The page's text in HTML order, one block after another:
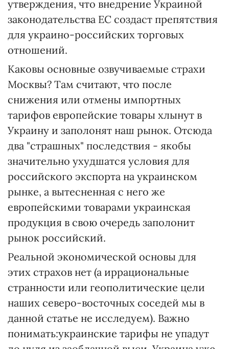
утверждения, что внедрение Украиной
законодательства ЕС создаст препятствия
для украино-российских торговых
отношений.
Каковы основные озвучиваемые страхи
Москвы? Там считают, что после
снижения или отмены импортных
тарифов европейские товары хлынут в
Украину и заполонят наш рынок. Отсюда
два "страшных" последствия - якобы
значительно ухудшатся условия для
российского экспорта на украинском
рынке, а вытесненная с него же
европейскими товарами украинская
продукция в свою очередь заполонит
рынок российский.
Реальной экономической основы для
этих страхов нет (а иррациональные
странности или геополитические цели
наших северо-восточных соседей мы в
данной статье не исследуем). Важно
понимать:украинские тарифы не упадут